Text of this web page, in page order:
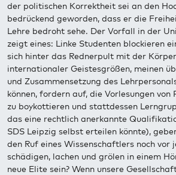
der politischen Korrektheit sei an den
bedrückend geworden, dass er die
Lehre bedroht sehe. Der Vorfall in der
zeigt eines: Linke Studenten blockieren
sich hinter das Rednerpult mit der
internationaler Geistesgrößen, meinen
und Zusammensetzung des
können, fordern auf, die Vorlesungen von
zu boykottieren und stattdessen
das eine rechtlich anerkannte
SDS Leipzig selbst erteilen könnte),
den Ruf eines Wissenschaftlers noch vor
schädigen, lachen und grölen in einem
neue Elite sein? Wenn unsere